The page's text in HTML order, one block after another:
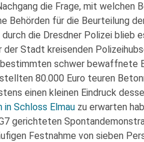
die Frage, mit welchen
Behörden für die Beurteilung
die Dresdner Polizei blieb
Stadt kreisenden
schwer bewaffnete
80.000 Euro teuren
einen kleinen Eindruck
Schloss Elmau zu erwarten
gerichteten
Festnahme von sieben